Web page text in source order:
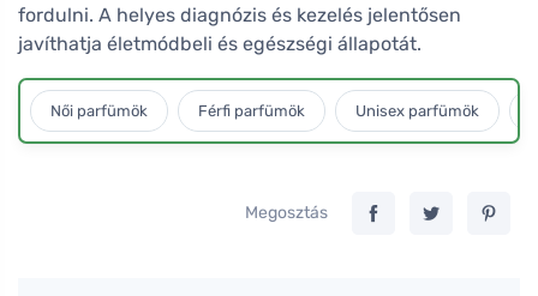
fordulni. A helyes diagnózis és kezelés jelentősen
javíthatja életmódbeli és egészségi állapotát.
Női parfümök Férfi parfümök Unisex parfümök
Megosztás